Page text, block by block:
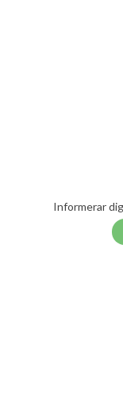
Informerar